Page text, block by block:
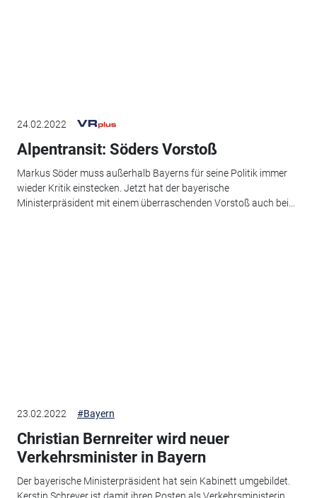
24.02.2022
Alpentransit: Söders Vorstoß
Markus Söder muss außerhalb Bayerns für seine Politik immer
wieder Kritik einstecken. Jetzt hat der bayerische
Ministerpräsident mit einem überraschenden Vorstoß auch bei...
23.02.2022 #Bayern
Christian Bernreiter wird neuer
Verkehrsminister in Bayern
Der bayerische Ministerpräsident hat sein Kabinett umgebildet.